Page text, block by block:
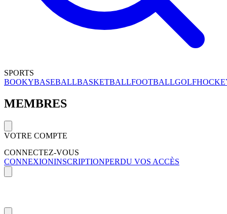
SPORTS
BOOKYBASEBALLBASKETBALLFOOTBALLGOLF
MEMBRES
VOTRE COMPTE
CONNECTEZ-VOUS
CONNEXIONINSCRIPTIONPERDU VOS ACCÈS